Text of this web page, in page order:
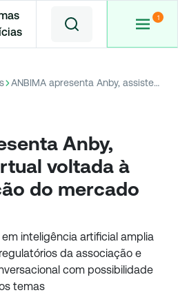
ANBIMA apresenta Anby, assistente virtual voltada à autorregulação do mercado financeiro
Anby,
voltada à
do mercado
inteligência artificial amplia
da associação e
com possibilidade
temas